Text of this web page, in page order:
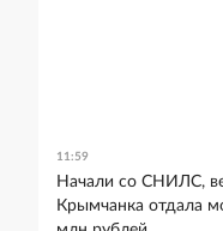
11:59
Начали со СНИЛС,
Крымчанка отдала